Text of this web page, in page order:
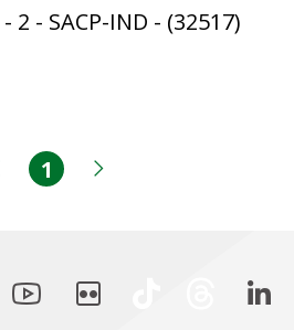
2 - SACP-IND - (32517)
Página anterior
Página
1